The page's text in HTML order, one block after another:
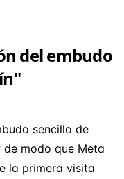
del embudo
sencillo de
de modo que Meta
la primera visita